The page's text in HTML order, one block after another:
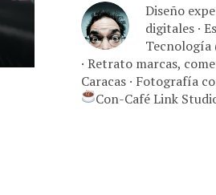
Diseño
digitales ·
Tecnología
· Retrato marcas,
Caracas · Fotografía
Con-Café Link